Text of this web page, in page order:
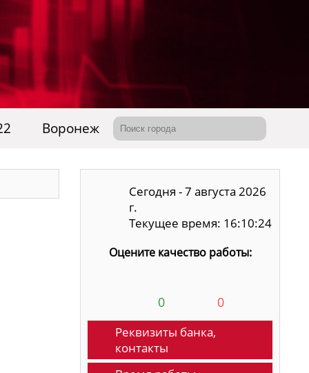
Воронеж
Сегодня - 7 августа 2026
г.
Текущее время: 16:10:25
Оцените качество работы:
0 0
Реквизиты банка,
контакты